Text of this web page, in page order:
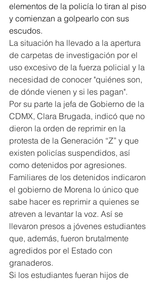
elementos de la policía lo tiran al piso
y comienzan a golpearlo con sus
escudos.
La situación ha llevado a la apertura
de carpetas de investigación por el
uso excesivo de la fuerza policial y la
necesidad de conocer "quiénes son,
de dónde vienen y si les pagan".
Por su parte la jefa de Gobierno de la
CDMX, Clara Brugada, indicó que no
dieron la orden de reprimir en la
protesta de la Generación “Z” y que
existen policías suspendidos, así
como detenidos por agresiones.
Familiares de los detenidos indicaron
el gobierno de Morena lo único que
sabe hacer es reprimir a quienes se
atreven a levantar la voz. Así se
llevaron presos a jóvenes estudiantes
que, además, fueron brutalmente
agredidos por el Estado con
granaderos.
Si los estudiantes fueran hijos de